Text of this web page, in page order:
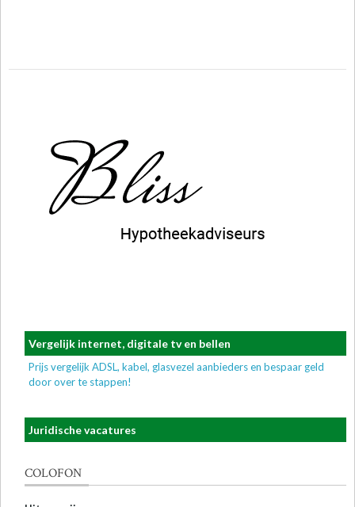
Vergelijk internet, digitale tv en bellen
Prijs vergelijk ADSL, kabel, glasvezel aanbieders en bespaar geld
door over te stappen!
Juridische vacatures
COLOFON